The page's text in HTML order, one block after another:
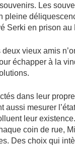
Les
pleine
Serki en prison au
vieux amis
échapper à la
dans leur
aussi mesurer
leur
coin de rue,
Des choix qui